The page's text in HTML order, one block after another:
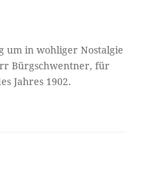
um in wohliger Nostalgie
Bürgschwentner, für
Jahres 1902.